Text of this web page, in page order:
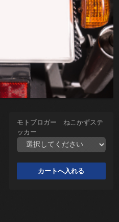
モトブロガー ねこかずステ
ッカー